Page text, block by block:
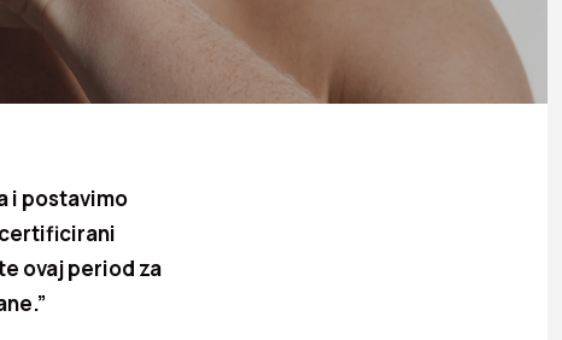
i postavimo
ovaj period za